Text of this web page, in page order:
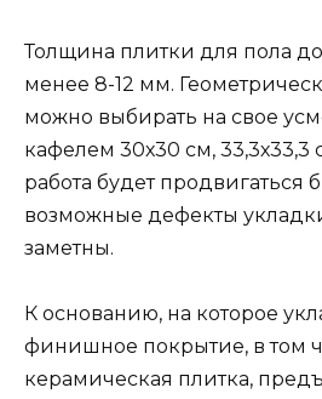
Толщина плитки для пола
менее 8-12 мм.
можно выбирать на свое
кафелем 30х30 см, 33,3х33,3
работа будет продвигаться
возможные дефекты
заметны.
К основанию, на которое
финишное покрытие, в том
керамическая плитка,